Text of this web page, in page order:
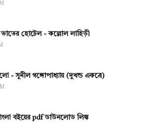
ভাতের হোটেল - কল্লোল লাহিড়ী
- সুনীল গঙ্গোপাধ্যায় (দুখন্ড একত্রে)
বইয়ের pdf ডাউনলোড লিঙ্ক